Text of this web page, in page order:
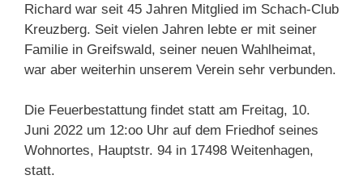
Richard war seit 45 Jahren Mitglied im Schach-Club
Kreuzberg. Seit vielen Jahren lebte er mit seiner
Familie in Greifswald, seiner neuen Wahlheimat,
war aber weiterhin unserem Verein sehr verbunden.
Die Feuerbestattung findet statt am Freitag, 10.
Juni 2022 um 12:oo Uhr auf dem Friedhof seines
Wohnortes, Hauptstr. 94 in 17498 Weitenhagen,
statt.